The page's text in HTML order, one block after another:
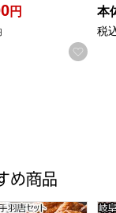
録する
円
お気
本
税
め商品
サクワ】
チン手羽唐セット岐